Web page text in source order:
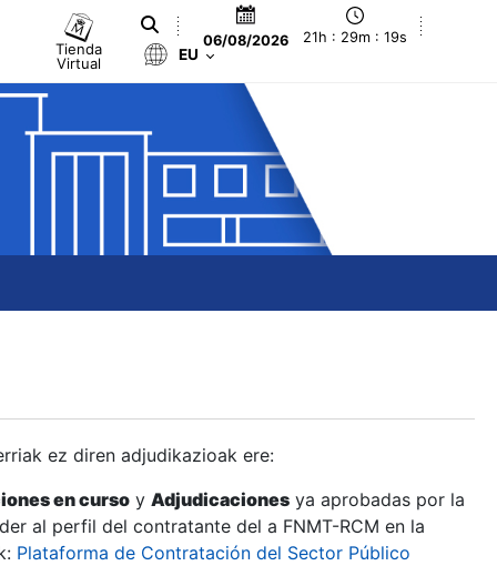
Tienda
Virtual
06/08/2026 21h : 29m : 20s
EU
ez diren adjudikazioak ere:
en curso y Adjudicaciones ya aprobadas por la
al perfil del contratante del a FNMT-RCM en la
Plataforma de Contratación del Sector Público